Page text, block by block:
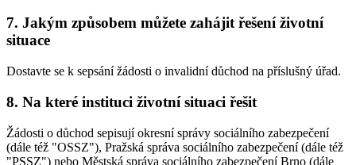
7. Jakým způsobem můžete zahájit řešení životní
situace
Dostavte se k sepsání žádosti o invalidní důchod na příslušný úřad.
8. Na které instituci životní situaci řešit
Žádosti o důchod sepisují okresní správy sociálního zabezpečení
(dále též "OSSZ"), Pražská správa sociálního zabezpečení (dále též
"PSSZ") nebo Městská správa sociálního zabezpečení Brno (dále